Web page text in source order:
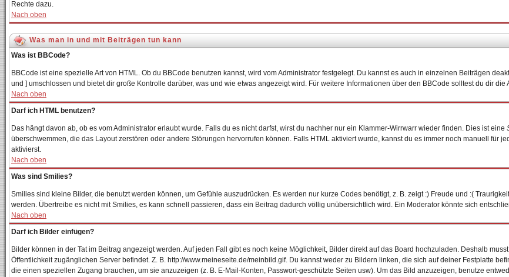
Rechte dazu.
Nach oben
Was man in und mit Beiträgen tun kann
Was ist BBCode?
BBCode ist eine spezielle Art von HTML. Ob du BBCode benutzen kannst, wird vom Administrator festgelegt. Du kannst es auch in einzelnen Beiträgen
und ] umschlossen und bietet dir große Kontrolle darüber, was und wie etwas angezeigt wird. Für weitere Informationen über den BBCode solltest du dir
Nach oben
Darf ich HTML benutzen?
Das hängt davon ab, ob es vom Administrator erlaubt wurde. Falls du es nicht darfst, wirst du nachher nur ein Klammer-Wirrwarr wieder finden. Dies ist eine
überschwemmen, die das Layout zerstören oder andere Störungen hervorrufen können. Falls HTML aktiviert wurde, kannst du es immer noch manuell für
aktivierst.
Nach oben
Was sind Smilies?
Smilies sind kleine Bilder, die benutzt werden können, um Gefühle auszudrücken. Es werden nur kurze Codes benötigt, z. B. zeigt :) Freude und :(
werden. Übertreibe es nicht mit Smilies, es kann schnell passieren, dass ein Beitrag dadurch völlig unübersichtlich wird. Ein Moderator könnte sich
Nach oben
Darf ich Bilder einfügen?
Bilder können in der Tat im Beitrag angezeigt werden. Auf jeden Fall gibt es noch keine Möglichkeit, Bilder direkt auf das Board hochzuladen. Deshalb
Öffentlichkeit zugänglichen Server befindet. Z. B. http://www.meineseite.de/meinbild.gif. Du kannst weder zu Bildern linken, die sich auf deiner Festplatte
die einen speziellen Zugang brauchen, um sie anzuzeigen (z. B. E-Mail-Konten, Passwort-geschützte Seiten usw). Um das Bild anzuzeigen, benutze